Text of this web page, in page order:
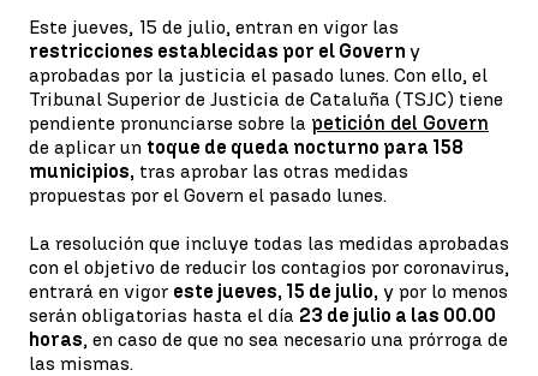
Este jueves, 15 de julio, entran en vigor las
restricciones establecidas por el Govern y
aprobadas por la justicia el pasado lunes. Con ello, el
Tribunal Superior de Justicia de Cataluña (TSJC) tiene
pendiente pronunciarse sobre la petición del Govern
de aplicar un toque de queda nocturno para 158
municipios, tras aprobar las otras medidas
propuestas por el Govern el pasado lunes.
La resolución que incluye todas las medidas aprobadas
con el objetivo de reducir los contagios por coronavirus,
entrará en vigor este jueves, 15 de julio, y por lo menos
serán obligatorias hasta el día 23 de julio a las 00.00
horas, en caso de que no sea necesario una prórroga de
las mismas.